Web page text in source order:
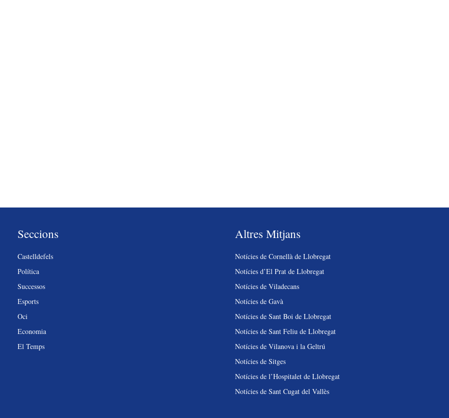
Seccions
Castelldefels
Política
Successos
Esports
Oci
Economia
El Temps
Altres Mitjans
Notícies de Cornellà de Llobregat
Notícies d’El Prat de Llobregat
Notícies de Viladecans
Notícies de Gavà
Notícies de Sant Boi de Llobregat
Notícies de Sant Feliu de Llobregat
Notícies de Vilanova i la Geltrú
Notícies de Sitges
Notícies de l’Hospitalet de Llobregat
Notícies de Sant Cugat del Vallès